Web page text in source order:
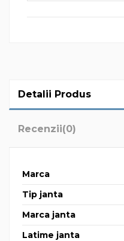
Detalii Produs
Recenzii(0)
Marca
Tip janta
Marca janta
Latime janta